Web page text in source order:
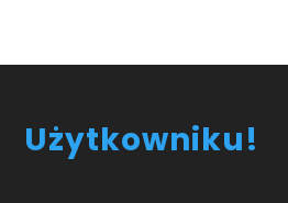
Użytkowniku!